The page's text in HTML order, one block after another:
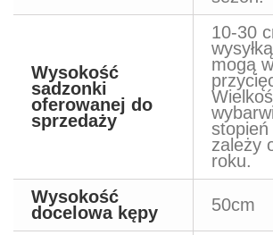
Wysokość
sadzonki
oferowanej do
sprzedaży
10-30
mogą
stopień
zależy
roku.
Wysokość
docelowa kępy
50cm